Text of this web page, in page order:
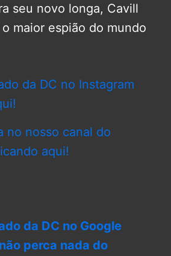
seu novo longa, Cavill
maior espião do mundo
da DC no Instagram
no nosso canal do
aqui!
da DC no Google
perca nada do